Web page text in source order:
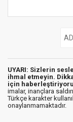
UYARI: Sizlerin
ihmal etmeyin.
için
imalar, inançlara
Türkçe karakter
onaylanmamaktadır.